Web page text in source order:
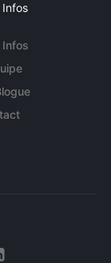
Infos
Infos